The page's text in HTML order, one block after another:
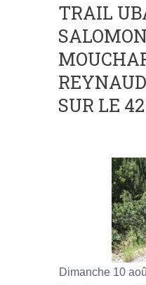
TRAIL
SUR LE
Dimanche 10